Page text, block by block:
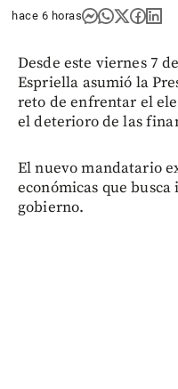
hace 6 horas
Desde este viernes 7
Espriella asumió la
reto de enfrentar el
el deterioro de las
El nuevo mandatario
económicas que
gobierno.